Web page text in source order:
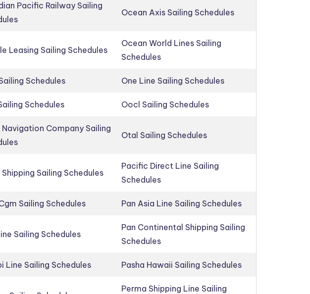
Pacific Railway Sailing
Ocean Axis Sailing Schedules
Leasing Sailing Schedules
Ocean World Lines Sailing
Schedules
Schedules One Line Sailing Schedules
Schedules Oocl Sailing Schedules
Navigation Company Sailing
Otal Sailing Schedules
Shipping Sailing Schedules
Pacific Direct Line Sailing
Schedules
Sailing Schedules Pan Asia Line Sailing Schedules
Sailing Schedules
Pan Continental Shipping Sailing
Schedules
Line Sailing Schedules Pasha Hawaii Sailing Schedules
Perma Shipping Line Sailing